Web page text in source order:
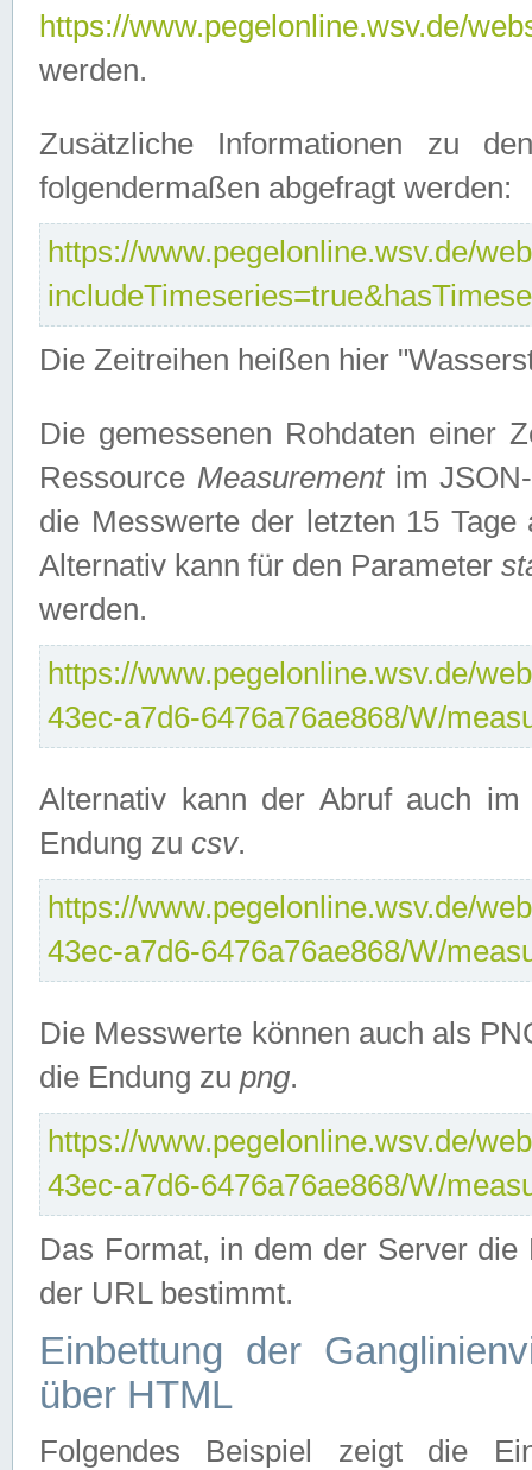
https://www.pegelonline.wsv.de/
werden.
Zusätzliche Informationen zu
folgendermaßen abgefragt werden:
https://www.pegelonline.wsv.de/
Die Zeitreihen heißen hier
Die gemessenen Rohdaten einer
Ressource Measurementim JSON-
die Messwerte der letzten 15
Alternativ kann für den Parameter
werden.
https://www.pegelonline.wsv.de/
43ec-a7d6-6476a76ae868/W/
Alternativ kann der Abruf auch
Endung zu csv.
https://www.pegelonline.wsv.de/
43ec-a7d6-6476a76ae868/W/
Die Messwerte können auch als
die Endung zu png.
https://www.pegelonline.wsv.de/
43ec-a7d6-6476a76ae868/W/
Das Format, in dem der Server
der URL bestimmt.
Einbettung der
über HTML
Folgendes Beispiel zeigt die